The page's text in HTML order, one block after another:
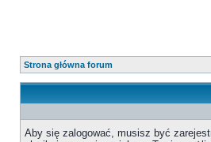
Strona główna forum
Aby się zalogować, musisz być